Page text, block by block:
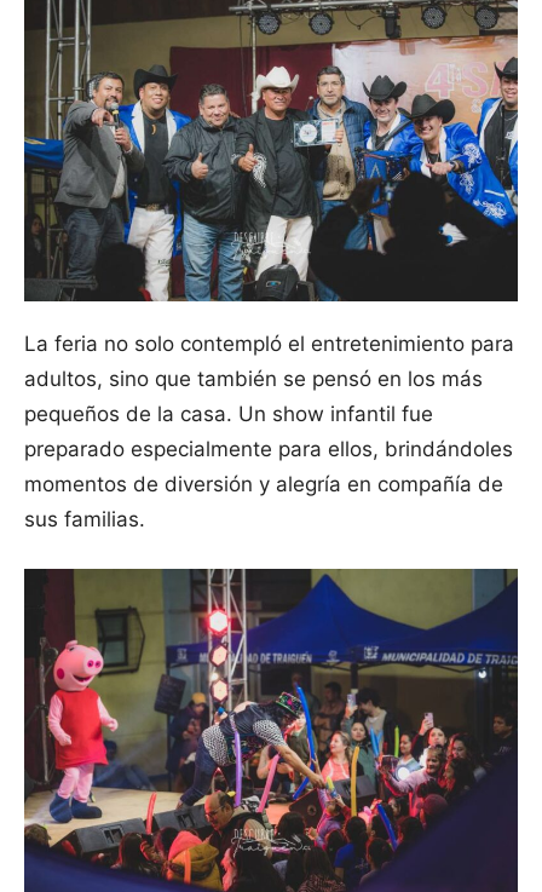
La feria no solo contempló el entretenimiento para
adultos, sino que también se pensó en los más
pequeños de la casa. Un show infantil fue
preparado especialmente para ellos, brindándoles
momentos de diversión y alegría en compañía de
sus familias.